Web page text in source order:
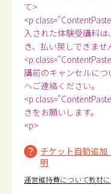
て>
<p
入された体験受講料
き、払い戻しできませ
<p
講前のキャンセルに
へご連絡ください。
<p
きをお願いします。
<p>
チケット自動追
明
運営維持費について教材